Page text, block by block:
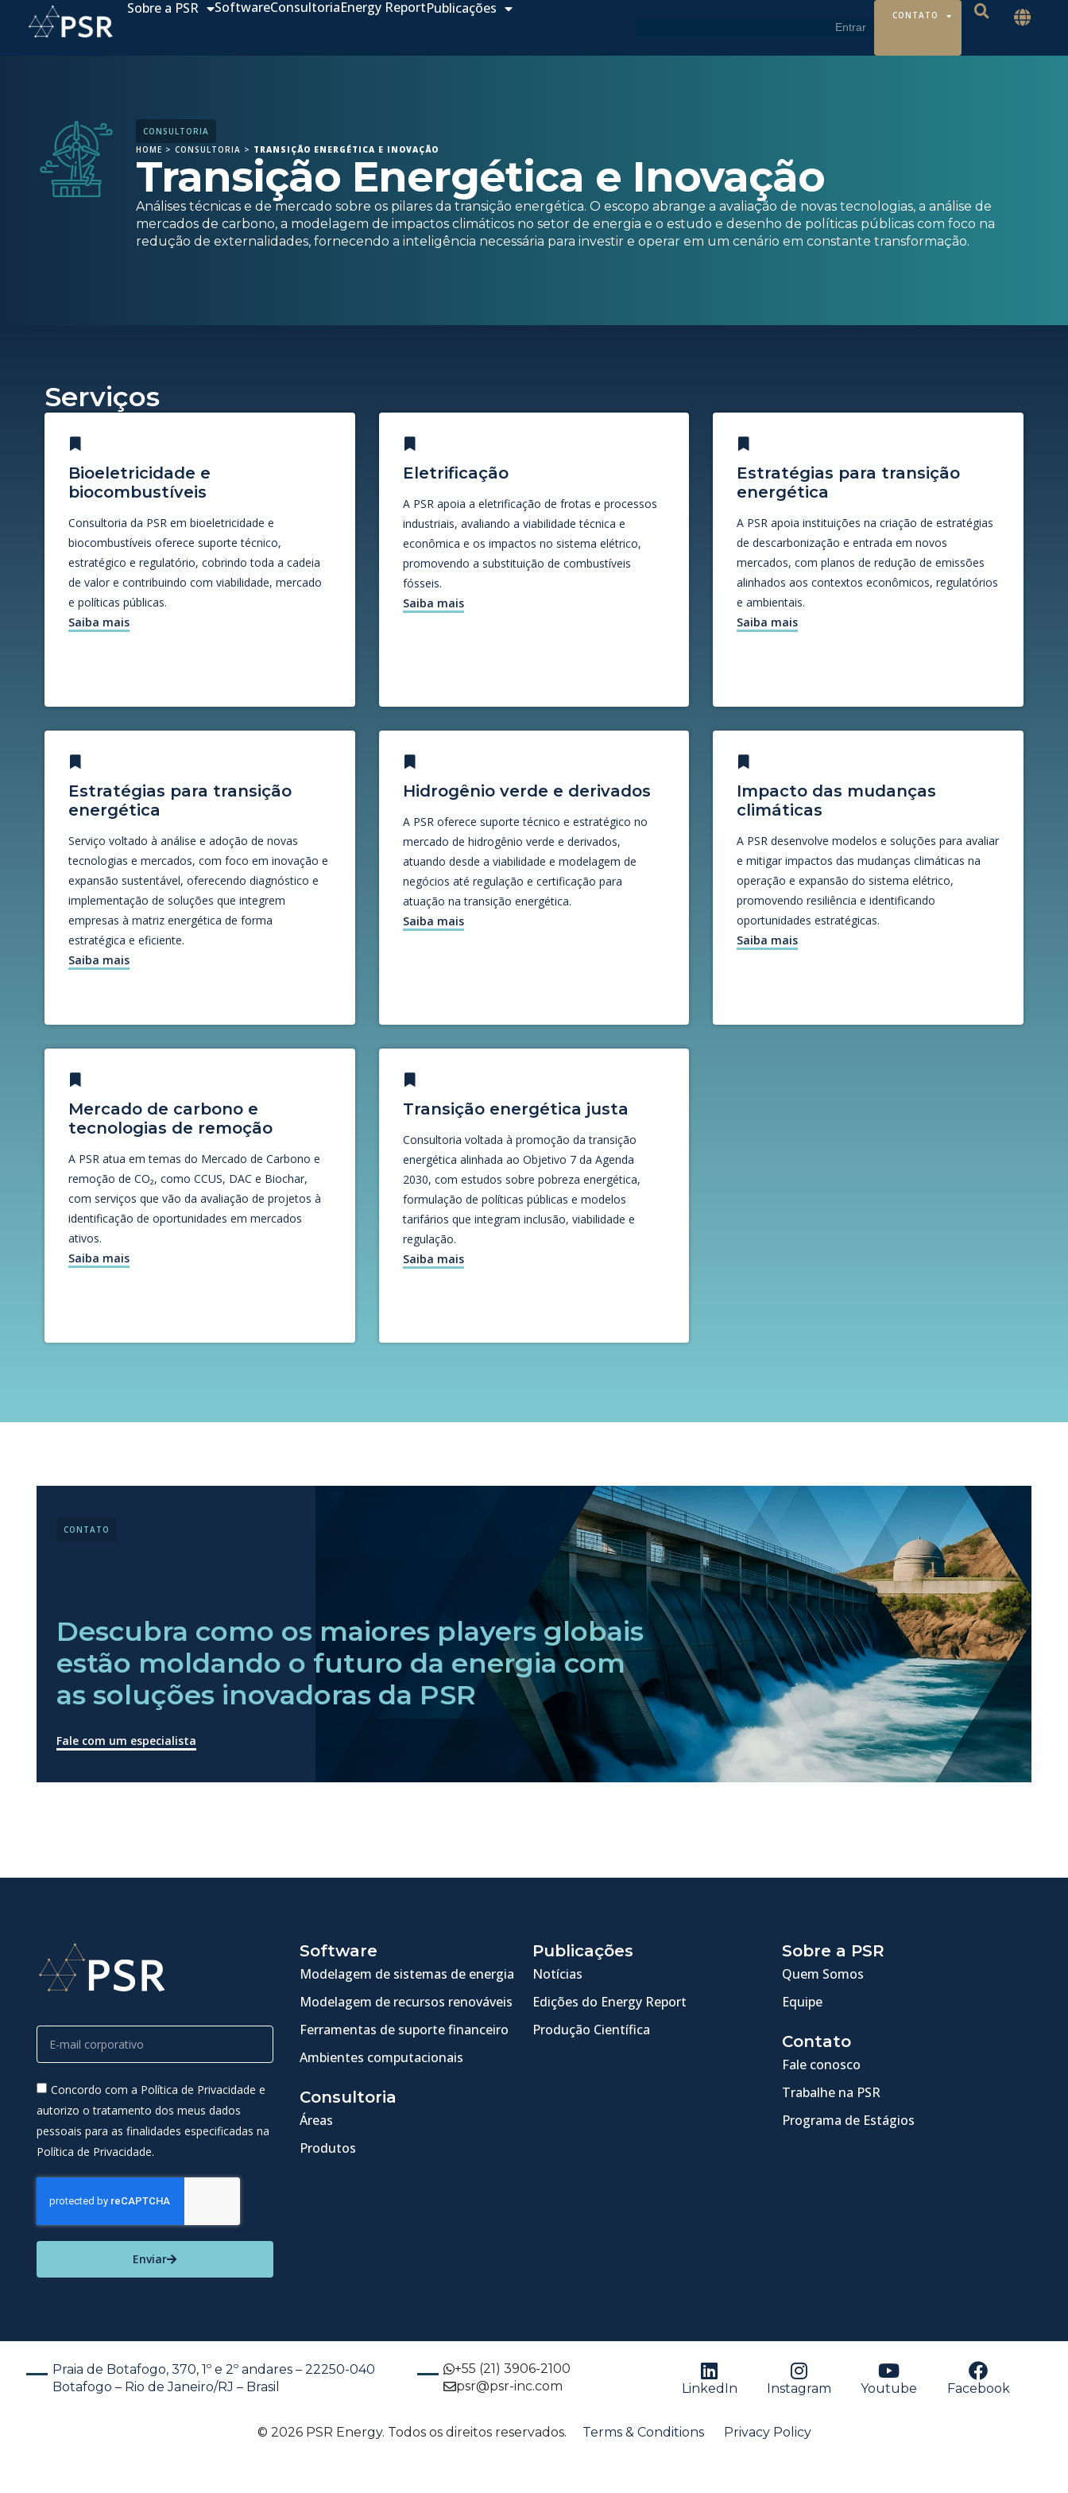
Sobre a PSR SoftwareConsultoriaEnergy ReportPublicações CONTATO
CONSULTORIA
HOME >CONSULTORIA > TRANSIÇÃO ENERGÉTICA E INOVAÇÃO
Transição Energética e Inovação
Análises técnicas e de mercado sobre os pilares da transição energética. O escopo abrange a avaliação de novas tecnologias, a análise de
mercados de carbono, a modelagem de impactos climáticos no setor de energia e o estudo e desenho de políticas públicas com foco na
redução de externalidades, fornecendo a inteligência necessária para investir e operar em um cenário em constante transformação.
Serviços
Bioeletricidade e
biocombustíveis
Consultoria da PSR em bioeletricidade e
biocombustíveis oferece suporte técnico,
estratégico e regulatório, cobrindo toda a cadeia
de valor e contribuindo com viabilidade, mercado
e políticas públicas.
Saiba mais
Eletrificação
A PSR apoia a eletrificação de frotas e processos
industriais, avaliando a viabilidade técnica e
econômica e os impactos no sistema elétrico,
promovendo a substituição de combustíveis
fósseis.
Saiba mais
Estratégias para transição
energética
A PSR apoia instituições na criação de estratégias
de descarbonização e entrada em novos
mercados, com planos de redução de emissões
alinhados aos contextos econômicos, regulatórios
e ambientais.
Saiba mais
Estratégias para transição
energética
Serviço voltado à análise e adoção de novas
tecnologias e mercados, com foco em inovação e
expansão sustentável, oferecendo diagnóstico e
implementação de soluções que integrem
empresas à matriz energética de forma
estratégica e eficiente.
Saiba mais
Hidrogênio verde e derivados
A PSR oferece suporte técnico e estratégico no
mercado de hidrogênio verde e derivados,
atuando desde a viabilidade e modelagem de
negócios até regulação e certificação para
atuação na transição energética.
Saiba mais
Impacto das mudanças
climáticas
A PSR desenvolve modelos e soluções para avaliar
e mitigar impactos das mudanças climáticas na
operação e expansão do sistema elétrico,
promovendo resiliência e identificando
oportunidades estratégicas.
Saiba mais
Mercado de carbono e
tecnologias de remoção
A PSR atua em temas do Mercado de Carbono e
remoção de CO₂, como CCUS, DAC e Biochar,
com serviços que vão da avaliação de projetos à
identificação de oportunidades em mercados
ativos.
Saiba mais
Transição energética justa
Consultoria voltada à promoção da transição
energética alinhada ao Objetivo 7 da Agenda
2030, com estudos sobre pobreza energética,
formulação de políticas públicas e modelos
tarifários que integram inclusão, viabilidade e
regulação.
Saiba mais
CONTATO
Descubra como os maiores players globais
estão moldando o futuro da energia com
as soluções inovadoras da PSR
Fale com um especialista
Concordo com a Política de Privacidade e
autorizo o tratamento dos meus dados
pessoais para as finalidades especificadas na
Política de Privacidade.
Enviar
Software
Modelagem de sistemas de energia
Modelagem de recursos renováveis
Ferramentas de suporte financeiro
Ambientes computacionais
Consultoria
Áreas
Produtos
Publicações
Notícias
Edições do Energy Report
Produção Científica
Sobre a PSR
Quem Somos
Equipe
Contato
Fale conosco
Trabalhe na PSR
Programa de Estágios
Praia de Botafogo, 370, 1º e 2º andares – 22250-040
Botafogo – Rio de Janeiro/RJ – Brasil
+55 (21) 3906-2100
psr@psr-inc.com
LinkedIn Instagram Youtube Facebook
© 2026 PSR Energy. Todos os direitos reservados. Terms & Conditions Privacy Policy